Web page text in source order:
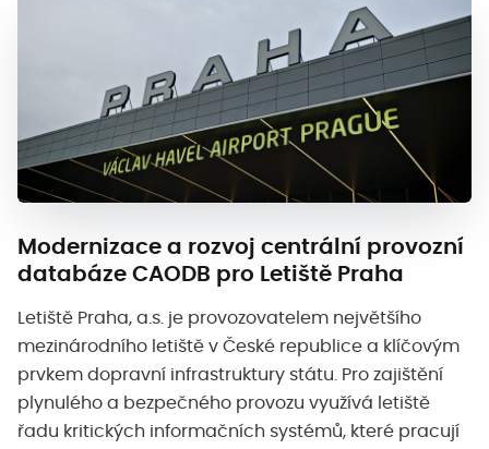
Modernizace a rozvoj centrální provozní
databáze CAODB pro Letiště Praha
Letiště Praha, a.s. je provozovatelem největšího
mezinárodního letiště v České republice a klíčovým
prvkem dopravní infrastruktury státu. Pro zajištění
plynulého a bezpečného provozu využívá letiště
řadu kritických informačních systémů, které pracují